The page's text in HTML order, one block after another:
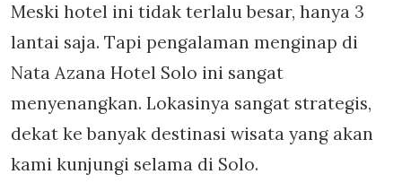
Meski hotel ini tidak terlalu besar, hanya 3
lantai saja. Tapi pengalaman menginap di
Nata Azana Hotel Solo ini sangat
menyenangkan. Lokasinya sangat strategis,
dekat ke banyak destinasi wisata yang akan
kami kunjungi selama di Solo.